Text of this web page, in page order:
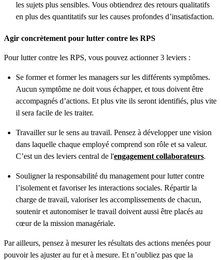
les sujets plus sensibles. Vous obtiendrez des retours qualitatifs
en plus des quantitatifs sur les causes profondes d’insatisfaction.
Agir concrètement pour lutter contre les RPS
Pour lutter contre les RPS, vous pouvez actionner 3 leviers :
Se former et former les managers sur les différents symptômes.
Aucun symptôme ne doit vous échapper, et tous doivent être
accompagnés d’actions. Et plus vite ils seront identifiés, plus vite
il sera facile de les traiter.
Travailler sur le sens au travail. Pensez à développer une vision
dans laquelle chaque employé comprend son rôle et sa valeur.
C’est un des leviers central de l'engagement collaborateurs.
Souligner la responsabilité du management pour lutter contre
l’isolement et favoriser les interactions sociales. Répartir la
charge de travail, valoriser les accomplissements de chacun,
soutenir et autonomiser le travail doivent aussi être placés au
cœur de la mission managériale.
Par ailleurs, pensez à mesurer les résultats des actions menées pour
pouvoir les ajuster au fur et à mesure. Et n’oubliez pas que la